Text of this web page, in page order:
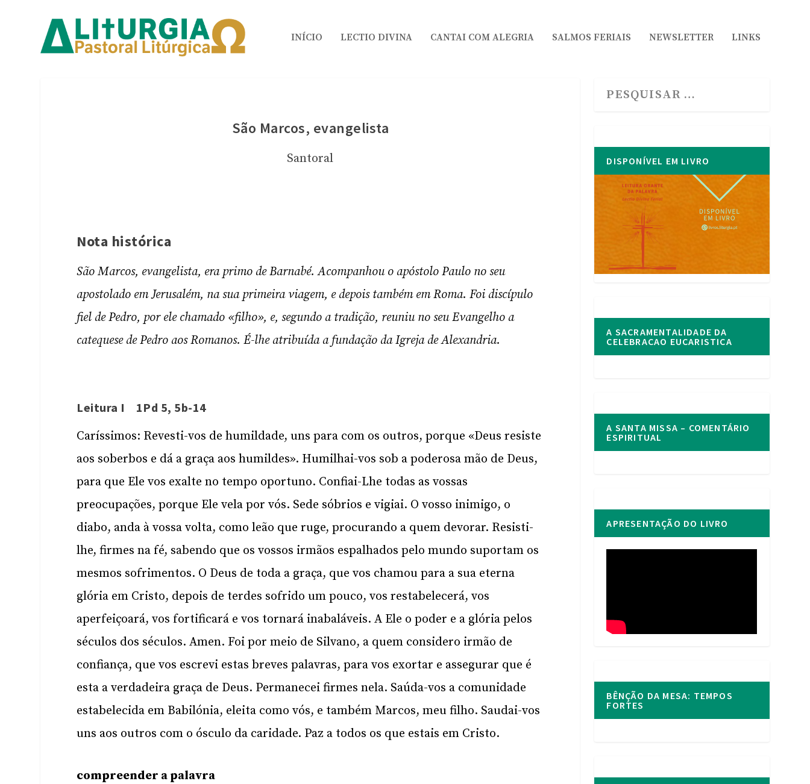
INÍCIO LECTIO DIVINA CANTAI COM ALEGRIA SALMOS FERIAIS NEWSLETTER LINKS
São Marcos, evangelista
Santoral
Nota histórica
São Marcos, evangelista, era primo de Barnabé. Acompanhou o apóstolo Paulo no seu
apostolado em Jerusalém, na sua primeira viagem, e depois também em Roma. Foi discípulo
fiel de Pedro, por ele chamado «filho», e, segundo a tradição, reuniu no seu Evangelho a
catequese de Pedro aos Romanos. É-lhe atribuída a fundação da Igreja de Alexandria.
Leitura I 1Pd 5, 5b-14
Caríssimos: Revesti-vos de humildade, uns para com os outros, porque «Deus resiste
aos soberbos e dá a graça aos humildes». Humilhai-vos sob a poderosa mão de Deus,
para que Ele vos exalte no tempo oportuno. Confiai-Lhe todas as vossas
preocupações, porque Ele vela por vós. Sede sóbrios e vigiai. O vosso inimigo, o
diabo, anda à vossa volta, como leão que ruge, procurando a quem devorar. Resisti-
lhe, firmes na fé, sabendo que os vossos irmãos espalhados pelo mundo suportam os
mesmos sofrimentos. O Deus de toda a graça, que vos chamou para a sua eterna
glória em Cristo, depois de terdes sofrido um pouco, vos restabelecerá, vos
aperfeiçoará, vos fortificará e vos tornará inabaláveis. A Ele o poder e a glória pelos
séculos dos séculos. Amen. Foi por meio de Silvano, a quem considero irmão de
confiança, que vos escrevi estas breves palavras, para vos exortar e assegurar que é
esta a verdadeira graça de Deus. Permanecei firmes nela. Saúda-vos a comunidade
estabelecida em Babilónia, eleita como vós, e também Marcos, meu filho. Saudai-vos
uns aos outros com o ósculo da caridade. Paz a todos os que estais em Cristo.
compreender a palavra
DISPONÍVEL EM LIVRO
A SACRAMENTALIDADE DA
CELEBRACAO EUCARISTICA
A SANTA MISSA – COMENTÁRIO
ESPIRITUAL
APRESENTAÇÃO DO LIVRO
BÊNÇÃO DA MESA: TEMPOS
FORTES